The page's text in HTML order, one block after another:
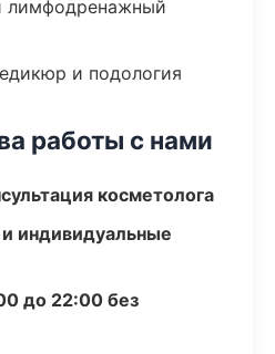
лимфодренажный
и подология
работы с нами
косметолога
индивидуальные
до 22:00 без